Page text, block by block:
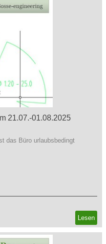
21.07.-01.08.2025
das Büro urlaubsbedingt
Lesen